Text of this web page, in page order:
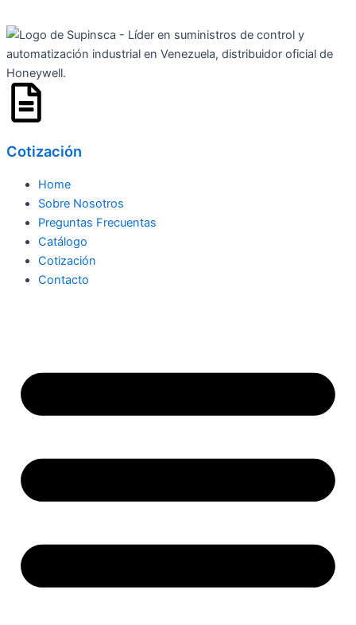
al
contenido
Cotización
Home
Sobre Nosotros
Preguntas Frecuentas
Catálogo
Cotización
Contacto